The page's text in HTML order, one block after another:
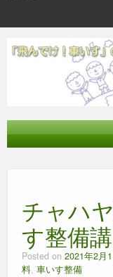
私たちの活動
チャハ
す整備
Posted on 2021年2月
料, 車いす整備